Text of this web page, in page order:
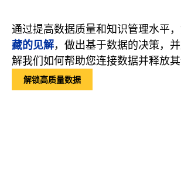
通过提高数据质量和知识管理水平
藏的见解，做出基于数据的决策，
解我们如何帮助您连接数据并释放其
解锁高质量数据